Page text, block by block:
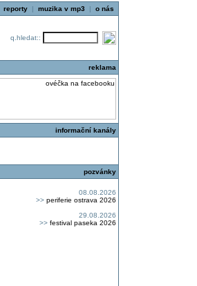
reporty| muzika v mp3 | o nás
q.hledat::
reklama
informační kanály
pozvánky
08.08.2026
>> periferie ostrava 2026
29.08.2026
>> festival paseka 2026